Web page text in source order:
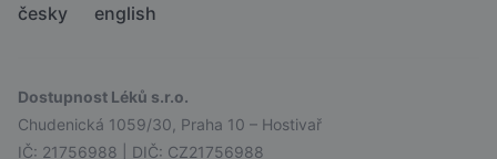
česky
english
Dostupnost Léků s.r.o.
Chudenická 1059/30, Praha 10 – Hostivař
IČ: 21756988 | DIČ: CZ21756988